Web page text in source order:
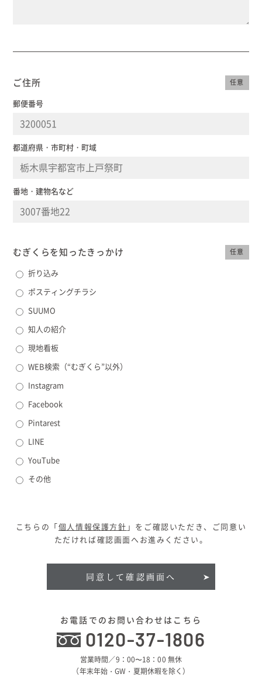
ご住所 任意
郵便番号
都道府県・市町村・町域
番地・建物名など
むぎくらを知ったきっかけ 任意
折り込み
ポスティングチラシ
SUUMO
知人の紹介
現地看板
WEB検索（“むぎくら”以外）
Instagram
Facebook
Pintarest
LINE
YouTube
その他
こちらの「個人情報保護方針 」をご確認いただき、ご同意い
ただければ確認画面へお進みください。
同意して確認画面へ
お電話でのお問い合わせはこちら
0120-37-1806
営業時間／9：00〜18：00 無休
（年末年始・GW・夏期休暇を除く）